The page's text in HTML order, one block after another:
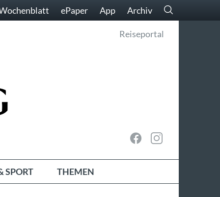
ePaper App Archiv
Reiseportal
SPORT THEMEN